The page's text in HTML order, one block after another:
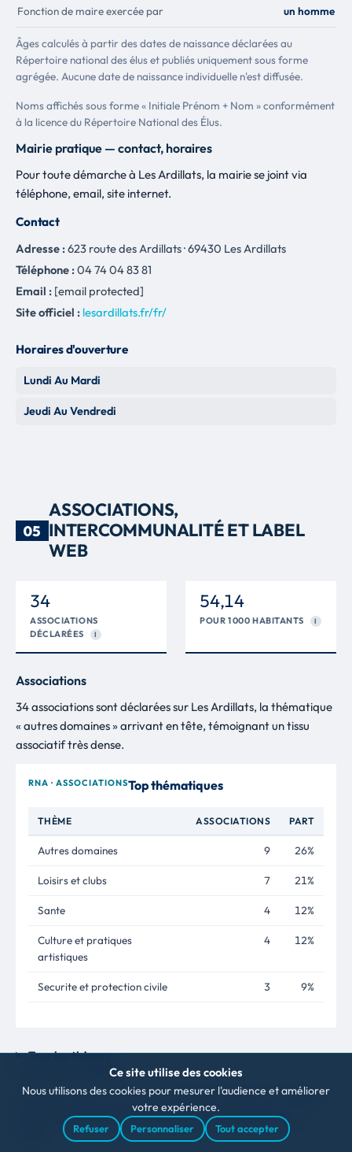
Fonction de maire exercée par un homme
Âges calculés à partir des dates de naissance déclarées au
Répertoire national des élus et publiés uniquement sous forme
agrégée. Aucune date de naissance individuelle n'est diffusée.
Noms affichés sous forme « Initiale Prénom + Nom » conformément
à la licence du Répertoire National des Élus.
Mairie pratique — contact, horaires
Pour toute démarche à Les Ardillats, la mairie se joint via
téléphone, email, site internet.
Contact
Adresse :623 route des Ardillats · 69430 Les Ardillats
Téléphone :04 74 04 83 81
Email : [email protected]
Site officiel : lesardillats.fr/fr/
Horaires d'ouverture
Lundi Au Mardi
Jeudi Au Vendredi
05
ASSOCIATIONS,
INTERCOMMUNALITÉ ET LABEL
WEB
34
ASSOCIATIONS
DÉCLARÉES
I
54,14
POUR 1 000 HABITANTS I
Associations
34 associations sont déclarées sur Les Ardillats, la thématique
« autres domaines » arrivant en tête, témoignant un tissu
associatif très dense.
RNA · ASSOCIATIONSTop thématiques
THÈME ASSOCIATIONS PART
Autres domaines 9 26%
Loisirs et clubs 7 21%
Sante 4 12%
Culture et pratiques
artistiques
4 12%
Securite et protection civile 3 9%
Tous les thèmes
Intercommunalité
Sur le plan intercommunal, Les Ardillats adhère à CC Saône-
Beaujolais (35 communes membres, 46 625 habitants au
Ce site utilise des cookies
Nous utilisons des cookies pour mesurer l'audience et améliorer
votre expérience.
Refuser Personnaliser Tout accepter